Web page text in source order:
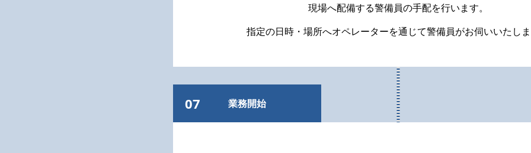
現場へ配備する警備員の手配を行います。
指定の日時・場所へオペレーターを通じて警備員がお伺いいたし
07 業務開始